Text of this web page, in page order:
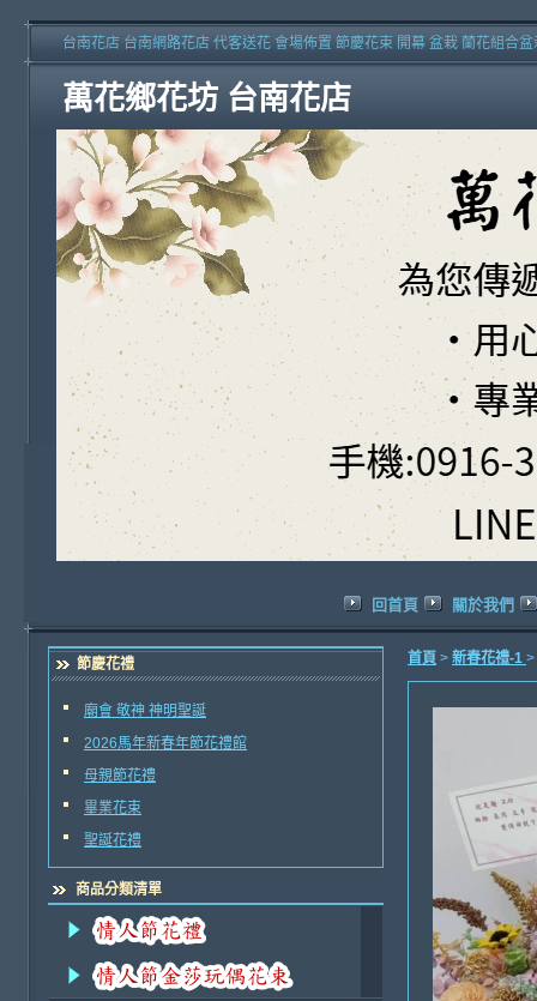
萬花鄉花坊 台南花店
台南花店 台南網路花店 代客送花 會場佈置 節慶花束 開幕 盆栽 蘭花組合
回首頁 關於我們
節慶花禮
廟會 敬神 神明聖誕
2026馬年新春年節花禮館
母親節花禮
畢業花束
聖誕花禮
商品分類清單
首頁 > 新春花禮-1 >